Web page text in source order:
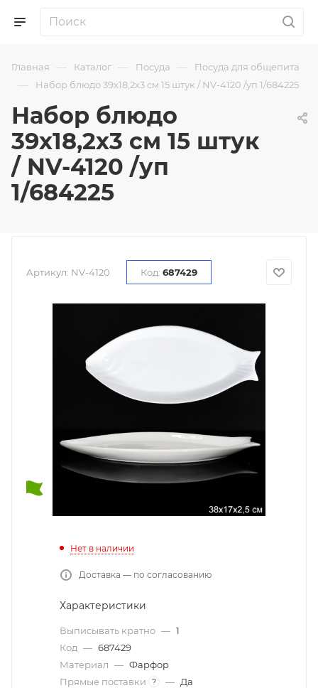
Главная — Каталог — Посуда — Посуда для общепита
— Набор блюдо 39х18,2х3 см 15 штук / NV-4120 /уп 1/684225
Набор блюдо
39х18,2х3 см 15 штук
/ NV-4120 /уп
1/684225
Артикул: NV-4120 Код: 687429
Нет в наличии
Доставка — по согласованию
Характеристики
Выписывать кратно — 1
Код — 687429
Материал — Фарфор
Прямые поставки
? — Да